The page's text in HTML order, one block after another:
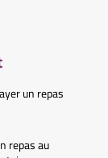
un repas
repas au